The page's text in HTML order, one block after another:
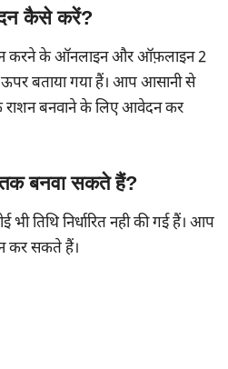
कैसे करें?
करने के ऑनलाइन और ऑफ़लाइन 2
ऊपर बताया गया हैं। आप आसानी से
राशन बनवाने के लिए आवेदन कर
तक बनवा सकते हैं?
तिथि निर्धारित नही की गई हैं। आप
कर सकते हैं।